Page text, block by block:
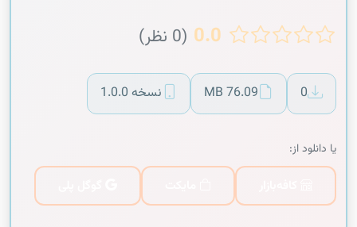
0.0 (0 نظر)
0
76.09 MB نسخه 1.0.0
یا دانلود از: